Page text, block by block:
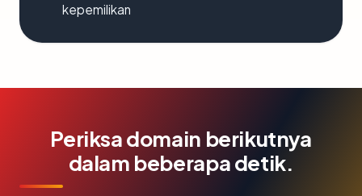
kepemilikan
Periksa domain berikutnya
dalam beberapa detik.